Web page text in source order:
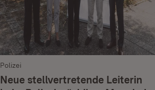
Polizei
Neue stellvertretende Leiterin